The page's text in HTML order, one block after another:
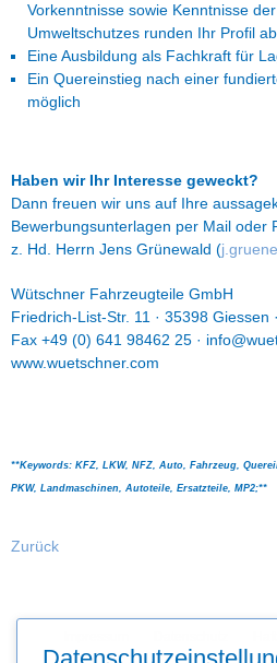
Vorkenntnisse sowie Kenntnisse
Umweltschutzes runden Ihr Profil ab
Eine Ausbildung als Fachkraft für
Ein Quereinstieg nach einer
möglich
Haben wir Ihr Interesse geweckt?
Dann freuen wir uns auf Ihre
Bewerbungsunterlagen per Mail oder
z. Hd. Herrn Jens Grünewald (
Wütschner Fahrzeugteile GmbH
Friedrich-List-Str. 11 · 35398 Giessen
Fax +49 (0) 641 98462 25 ·
www.wuetschner.com
**Keywords: KFZ, LKW, NFZ, Auto, Fahrzeug,
PKW, Landmaschinen, Autoteile, Ersatzteile, MP2;**
Zurück